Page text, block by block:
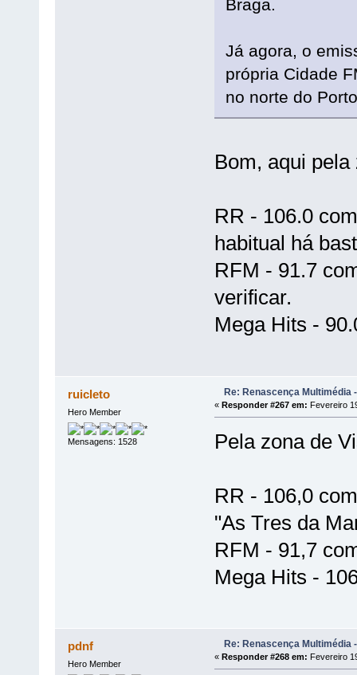
Braga.
Já agora, o
própria Cidade
no norte do
Bom, aqui
RR - 106.0
habitual há
RFM - 91.7
verificar.
Mega Hits -
ruicleto
Hero Member
Mensagens: 1528
Re: Renascença Multimédia
« Responder #267 em: Fevereiro
Pela zona de
RR - 106,0
"As Tres da
RFM - 91,7
Mega Hits -
pdnf
Hero Member
Re: Renascença Multimédia
« Responder #268 em: Fevereiro